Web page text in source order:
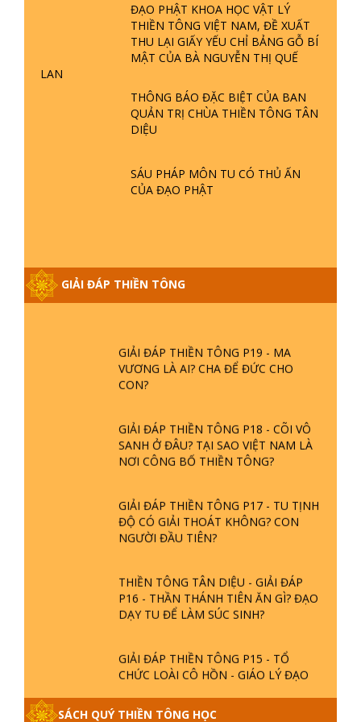
THÔNG BÁO MỚI VỀ VIỆC NHẬN
CÂU HỎI THIỀN TÔNG
NỘI QUY CỦA NGƯỜI TU THEO
ĐẠO PHẬT KHOA HỌC VẬT LÝ
THIỀN TÔNG VIỆT NAM, ĐỀ XUẤT
THU LẠI GIẤY YẾU CHỈ BẢNG GỖ BÍ
THÔNG BÁO ĐẶC BIỆT CỦA BAN
SÁU PHÁP MÔN TU CÓ THỦ ẤN
CỦA ĐẠO PHẬT
GIẢI ĐÁP THIỀN TÔNG
PHẬT GIỚI CÓ THỜI GIAN KHÔNG? |
TTTD
GIẢI ĐÁP ĐẶC BIỆT P23 - THIÊN
ĐỨC CHÚA TRỜI LÀ AI? QUỶ SA
TĂNG? | TTTD
GIẢI ĐÁP THIỀN TÔNG ĐẶC BIỆT P22
- LŨ LỤT - HỎA HOẠN | TTTD
GIẢI ĐÁP VỀ LỄ TIỄN THIỀN TÔNG SƯ
NGỌC LÂM VỀ PHẬT GIỚI
GIẢI ĐÁP THIỀN TÔNG ĐẶC BIỆT
PHẦN 20 - BÁC NGUYỄN NHÂN LÀ AI?
GIẢI ĐÁP THIỀN TÔNG P19 - MA
VƯƠNG LÀ AI? CHA ĐỂ ĐỨC CHO
GIẢI ĐÁP THIỀN TÔNG P18 - CÕI VÔ
SANH Ở ĐÂU? TẠI SAO VIỆT NAM LÀ
GIẢI ĐÁP THIỀN TÔNG P17 - TU TỊNH
ĐỘ CÓ GIẢI THOÁT KHÔNG? CON
NGƯỜI ĐẦU TIÊN?
THIỀN TÔNG TÂN DIỆU - GIẢI ĐÁP
P16 - THẦN THÁNH TIÊN ĂN GÌ? ĐẠO
DẠY TU ĐỂ LÀM SÚC SINH?